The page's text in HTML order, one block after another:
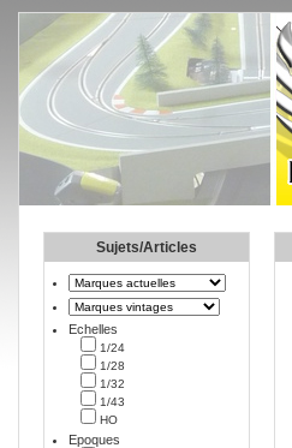
Sujets/Articles
Echelles
1/24
1/28
1/32
1/43
HO
Epoques